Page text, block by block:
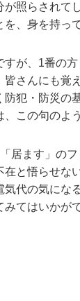
が照らされて
、身を持っ
すが、1番の
皆さんにも覚
防犯・防災の
、この句のよ
居ます」の
在と悟らせな
気代の気にな
てはいかが